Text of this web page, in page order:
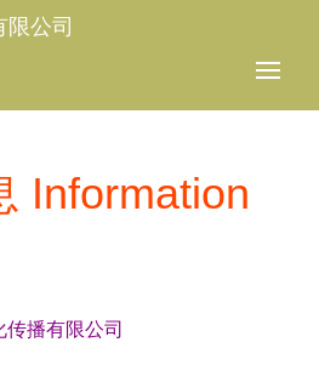
公司
Information
播有限公司